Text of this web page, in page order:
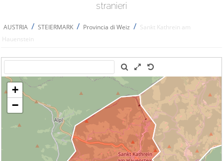
stranieri
AUSTRIA / STEIERMARK / Provincia di Weiz / Sankt Kathrein am
Hauenstein